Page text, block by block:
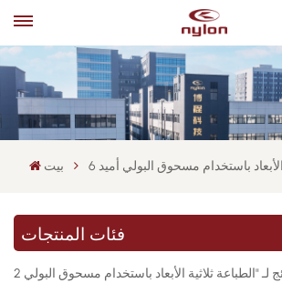
بيت
فئات المنتجات
2 تم العثور على النتائج لـ "الطباعة ثلاثية الأبعاد باستخدام مسحوق البولي